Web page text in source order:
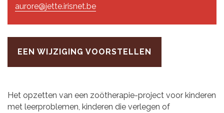
aurore@jette.irisnet.be
EEN WIJZIGING VOORSTELLEN
Het opzetten van een zoötherapie-project voor kinderen
met leerproblemen, kinderen die verlegen of